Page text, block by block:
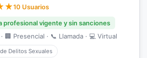
10 Usuarios
profesional vigente y sin sanciones
🏢 Presencial · 📞 Llamada · 💻 Virtual
Delitos Sexuales